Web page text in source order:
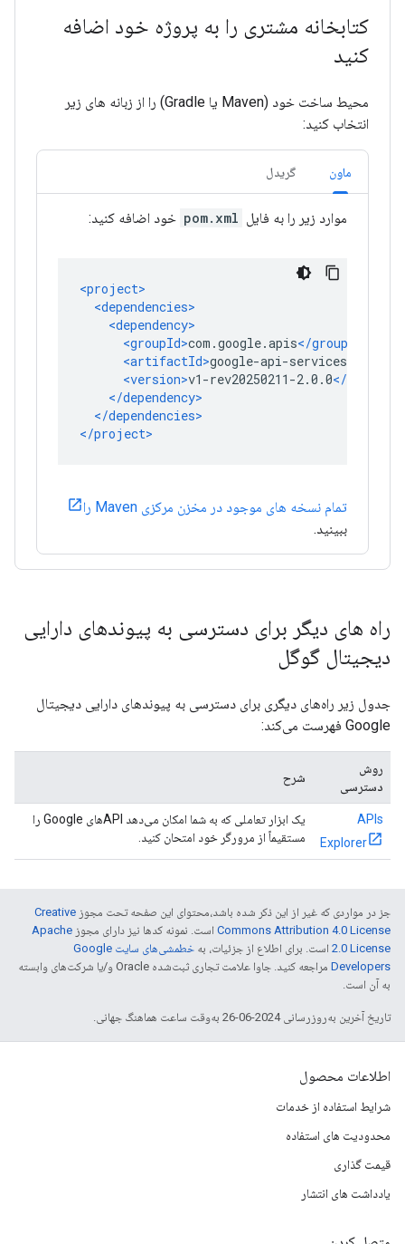
کتابخانه مشتری را به پروژه خود اضافه
کنید
محیط ساخت خود (Maven یا Gradle) را از زبانه های زیر
انتخاب کنید:
ماون گریدل
موارد زیر را به فایل pom.xml خود اضافه کنید:
تمام نسخه های موجود در مخزن مرکزی Maven را
ببینید.
راه های دیگر برای دسترسی به پیوندهای دارایی
دیجیتال گوگل
جدول زیر راه‌های دیگری برای دسترسی به پیوندهای دارایی دیجیتال
Google فهرست می‌کند:
روش
دسترسی
شرح
APIs
Explorer
یک ابزار تعاملی که به شما امکان می‌دهد APIهای Google را
مستقیماً از مرورگر خود امتحان کنید.
جز در مواردی که غیر از این ذکر شده باشد،‌محتوای این صفحه تحت مجوز Creative
Commons Attribution 4.0 License است. نمونه کدها نیز دارای مجوز Apache
2.0 License است. برای اطلاع از جزئیات، به
خطمشی‌های سایت Google
Developers‏
مراجعه کنید. جاوا علامت تجاری ثبت‌شده Oracle و/یا شرکت‌های وابسته
به آن است.
تاریخ آخرین به‌روزرسانی 2024-06-26 به‌وقت ساعت هماهنگ جهانی.
اطلاعات محصول
شرایط استفاده از خدمات
محدودیت های استفاده
قیمت گذاری
یادداشت های انتشار